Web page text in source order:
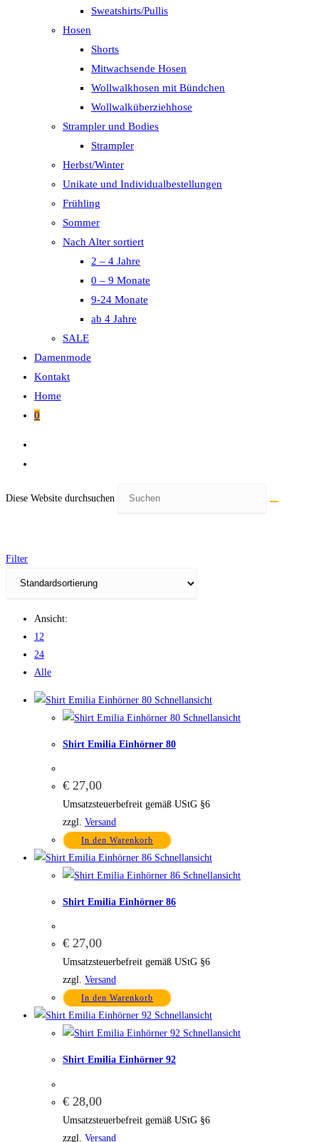
Sweatshirts/Pullis
Hosen
Shorts
Mitwachsende Hosen
Wollwalkhosen mit Bündchen
Wollwalküberziehhose
Strampler und Bodies
Strampler
Herbst/Winter
Unikate und Individualbestellungen
Frühling
Sommer
Nach Alter sortiert
2 – 4 Jahre
0 – 9 Monate
9-24 Monate
ab 4 Jahre
SALE
Damenmode
Kontakt
Home
0
Diese Website durchsuchen
Filter
Ansicht:
12
24
Alle
Schnellansicht
Schnellansicht
Shirt Emilia Einhörner 80
€ 27,00
Umsatzsteuerbefreit gemäß UStG §6
zzgl. Versand
In den Warenkorb
Schnellansicht
Schnellansicht
Shirt Emilia Einhörner 86
€ 27,00
Umsatzsteuerbefreit gemäß UStG §6
zzgl. Versand
In den Warenkorb
Schnellansicht
Schnellansicht
Shirt Emilia Einhörner 92
€ 28,00
Umsatzsteuerbefreit gemäß UStG §6
zzgl. Versand